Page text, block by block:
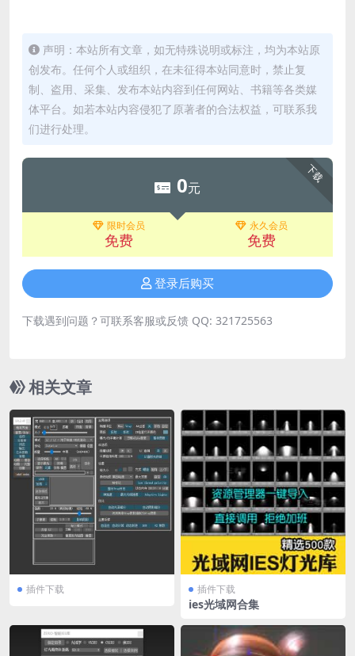
声明：本站所有文章，如无特殊说明或标注，均为本站原
创发布。任何个人或组织，在未征得本站同意时，禁止复
制、盗用、采集、发布本站内容到任何网站、书籍等各类媒
体平台。如若本站内容侵犯了原著者的合法权益，可联系我
们进行处理。
下载
0元
限时会员
免费
永久会员
免费
登录后购买
下载遇到问题？可联系客服或反馈 QQ: 321725563
相关文章
插件下载 插件下载
ies光域网合集